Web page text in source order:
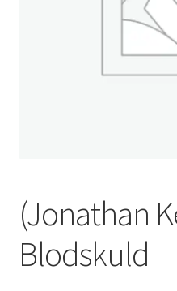
(Jonathan
Blodskuld